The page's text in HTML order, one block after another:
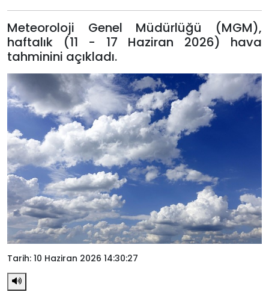
Yap
Meteoroloji Genel Müdürlüğü (MGM),
haftalık (11 - 17 Haziran 2026) hava
tahminini açıkladı.
Tarih: 10 Haziran 2026 14:30:27